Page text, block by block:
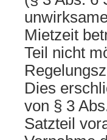
Mietzeit
Teil nicht
Dies
von § 3
Satzteil